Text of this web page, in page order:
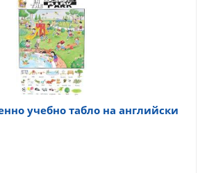
учебно табло на английски